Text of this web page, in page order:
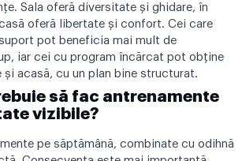
Sala oferă diversitate și ghidare, în
oferă libertate și confort. Cei care
pot beneficia mai mult de
iar cei cu program încărcat pot obține
acasă, cu un plan bine structurat.
să fac antrenamente
vizibile?
pe săptămână, combinate cu odihnă